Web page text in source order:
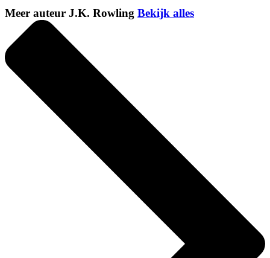
Meer auteur J.K. Rowling Bekijk alles